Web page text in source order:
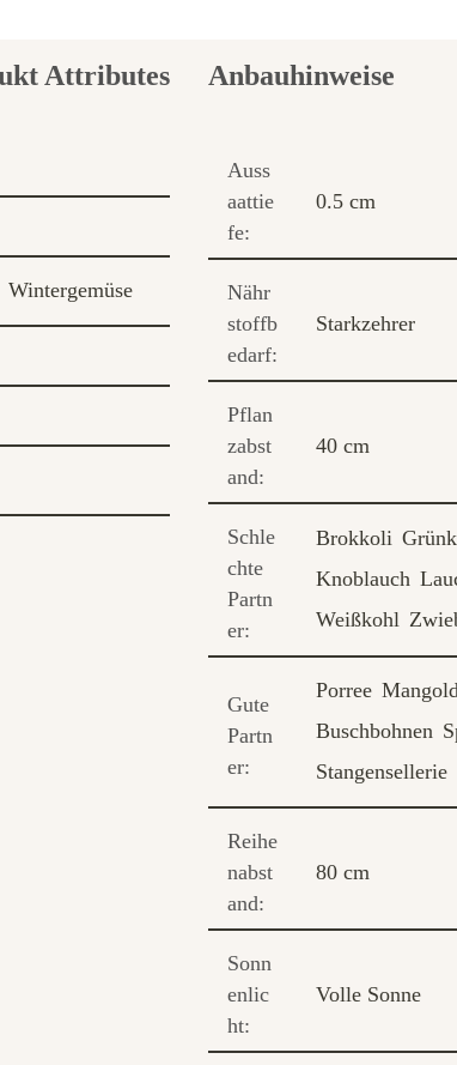
Wintergemüse
Anbauhinweise
Auss
aattie
fe:
0.5 cm
Nähr
stoffb
edarf:
Starkzehrer
Pflan
zabst
and:
40 cm
Schle
chte
Partn
er:
Brokkoli
Knoblauch
Weißkohl
Gute
Partn
er:
Porree
Buschbohnen
Stangensellerie
Reihe
nabst
and:
80 cm
Sonn
enlic
ht:
Volle Sonne